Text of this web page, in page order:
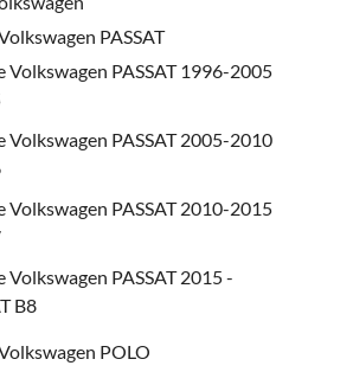
PASSAT
Volkswagen PASSAT 1996-2005
Volkswagen PASSAT 2005-2010
Volkswagen PASSAT 2010-2015
PASSAT 2015 -
B8
POLO